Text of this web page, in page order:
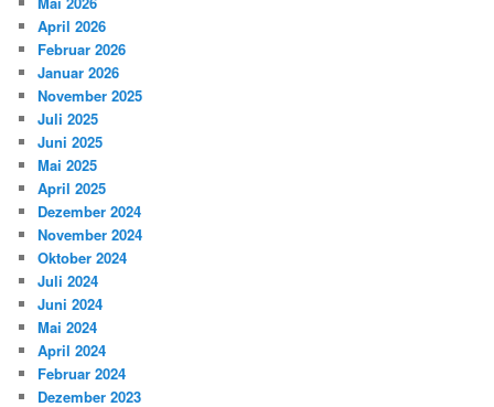
April 2026
Februar 2026
Januar 2026
November 2025
Juli 2025
Juni 2025
Mai 2025
April 2025
Dezember 2024
November 2024
Oktober 2024
Juli 2024
Juni 2024
Mai 2024
April 2024
Februar 2024
Dezember 2023